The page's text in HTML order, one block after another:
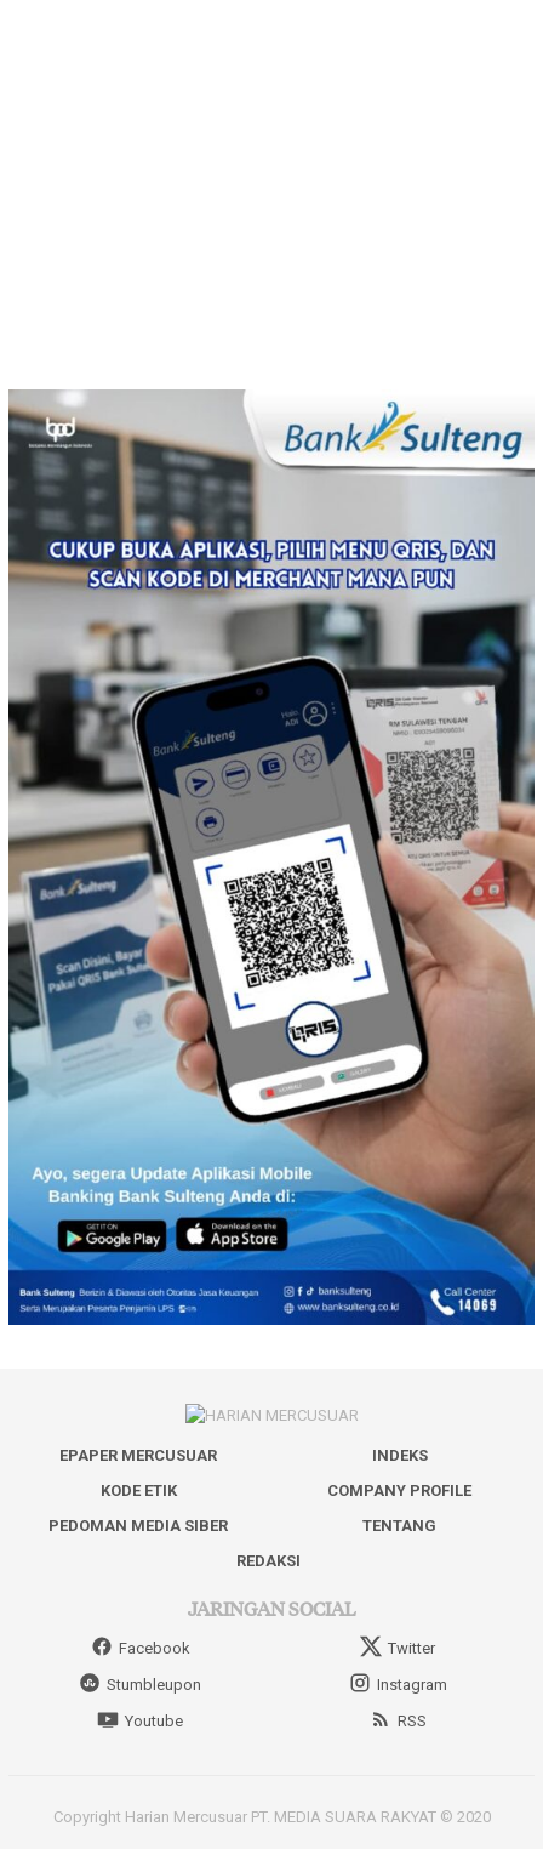
EPAPER MERCUSUAR
INDEKS
KODE ETIK
COMPANY PROFILE
PEDOMAN MEDIA SIBER
TENTANG
REDAKSI
JARINGAN SOCIAL
Facebook
Twitter
Stumbleupon
Instagram
Youtube
RSS
Copyright Harian Mercusuar PT. MEDIA SUARA RAKYAT © 2020